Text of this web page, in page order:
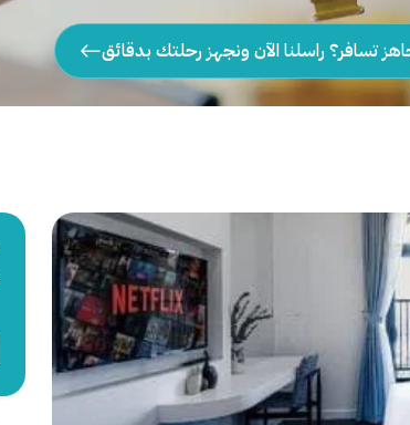
تسافر؟ راسلنا الآن ونجهز رحلتك بدقائق